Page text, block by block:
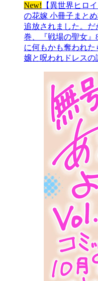
New! 【異世界ヒロ
の花嫁 小冊子まと
追放されました。
巻、『戦場の聖女』
に何もかも奪われ
嬢と呪われドレス